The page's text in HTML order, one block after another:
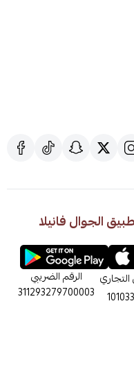
الجوال فانيلا
الرقم الضريبي
311293279700003